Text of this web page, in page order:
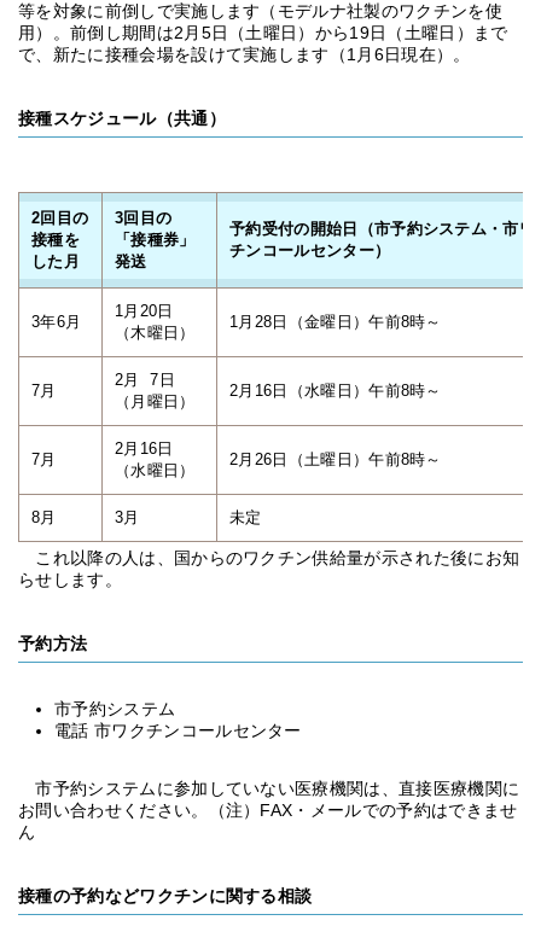
等を対象に前倒しで実施します（モデルナ社製のワクチンを使
用）。前倒し期間は2月5日（土曜日）から19日（土曜日）まで
で、新たに接種会場を設けて実施します（1月6日現在）。
接種スケジュール（共通）
2回目の
接種を
した月
3回目の
「接種券」
発送
予約受付の開始日（市予約システム・市ワ
チンコールセンター）
3年6月
1月20日
（木曜日）
1月28日（金曜日）午前8時～
7月
2月 7日
（月曜日）
2月16日（水曜日）午前8時～
7月
2月16日
（水曜日）
2月26日（土曜日）午前8時～
8月 3月 未定
これ以降の人は、国からのワクチン供給量が示された後にお知
らせします。
予約方法
市予約システム
電話 市ワクチンコールセンター
市予約システムに参加していない医療機関は、直接医療機関に
お問い合わせください。（注）FAX・メールでの予約はできませ
ん
接種の予約などワクチンに関する相談